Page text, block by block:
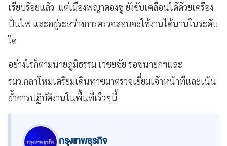
เรียบร้อยแล้ว แต่เมืองพญาตองซู ยังขับเคลื่อนได้ด้วยเครื่อง
ปั่นไฟ และอยู่ระหว่างการตรวจสอบจะใช้งานได้นานในระดับ
ใด
อย่างไรก็ตามนายภูมิธรรม เวชยชัย รอฃนายกฯและ
รมว.กลาโหมเตรียมเดินทาฃมาตรวจเยี่ยมเจ้าหน้าที่และเน้น
ย้ำการปฏิบัติงานในพื้นที่เร็วๆนี้
กรุงเทพธุรกิจ